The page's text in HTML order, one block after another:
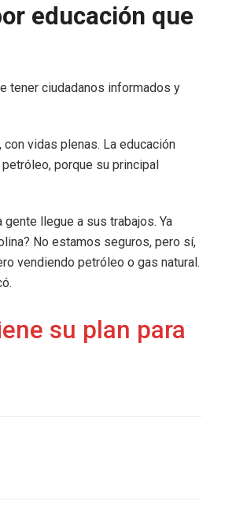
educación que
tener ciudadanos informados y
vidas plenas. La educación
porque su principal
llegue a sus trabajos. Ya
No estamos seguros, pero sí,
vendiendo petróleo o gas natural.
su plan para